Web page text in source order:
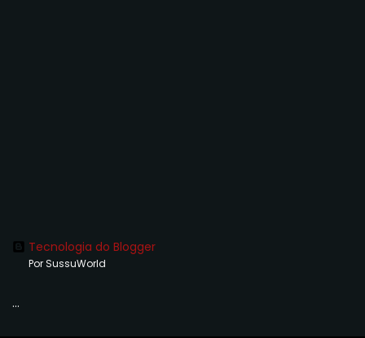
Tecnologia do Blogger
Por SussuWorld
...